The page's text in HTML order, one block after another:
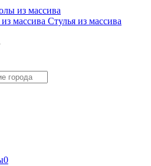
из массива
Стулья из массива
0